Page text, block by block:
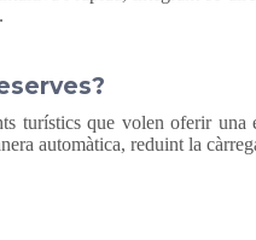
turístics que volen oferir una
automàtica, reduint la